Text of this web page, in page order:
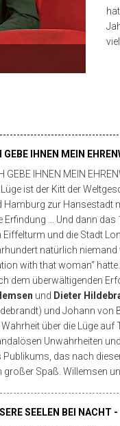
GEBE IHNEN MEIN
GEBE IHNEN MEIN
Lüge ist der Kitt der
Hamburg zur Hansestadt
Erfindung ... Und dann
Eiffelturm und die Stadt
natürlich niemand
with that woman“
dem überwältigenden
und Dieter
und Johann von
Wahrheit über die Lüge
Unwahrheiten
Publikums, das nach
großer Spaß. Willemsen
SEELEN BEI NACHT